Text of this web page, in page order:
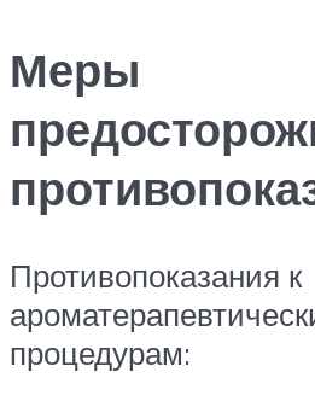
Меры
Противопоказания к
процедурам: